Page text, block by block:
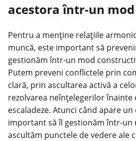
acestora într-un
Pentru a menține relațiile
muncă, este important să
gestionăm într-un mod
Putem preveni conflictele prin
clară, prin ascultarea activă a
rezolvarea neînțelegerilor înainte
escaladeze. Atunci când apare
important să îl gestionăm într-un
ascultăm punctele de vedere ale